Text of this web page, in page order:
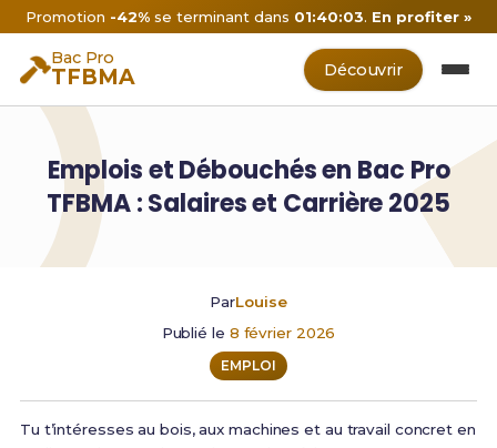
Promotion -42% se terminant dans 01:40:02. En profiter »
Bac Pro
TFBMA Découvrir
Emplois et Débouchés en Bac Pro
TFBMA : Salaires et Carrière 2025
ParLouise
Publié le 8 février 2026
EMPLOI
Tu t’intéresses au bois, aux machines et au travail concret en